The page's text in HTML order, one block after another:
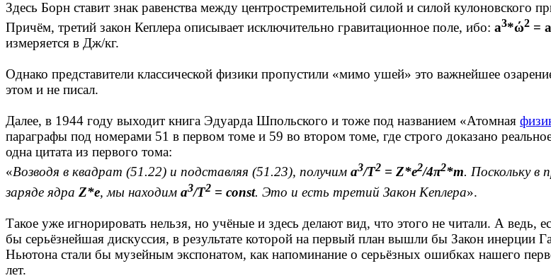
Здесь Борн ставит знак равенства между центростремительной силой и силой кулоновского
Причём, третий закон Кеплера описывает исключительно гравитационное поле, ибо: a3*ώ2 =
измеряется в Дж/кг.
Однако представители классической физики пропустили «мимо ушей» это важнейшее
этом и не писал.
Далее, в 1944 году выходит книга Эдуарда Шпольского и тоже под названием «Атомная
параграфы под номерами 51 в первом томе и 59 во втором томе, где строго доказано
одна цитата из первого тома:
«Возводя в квадрат (51.22) и подставляя (51.23), получим а3/Т2 = Z*e2/4π2*m. Поскольку в
заряде ядра Z*e, мы находим а3/Т2 = const. Это и есть третий Закон Кеплера».
Такое уже игнорировать нельзя, но учёные и здесь делают вид, что этого не читали. А ведь,
бы серьёзнейшая дискуссия, в результате которой на первый план вышли бы Закон инерции
Ньютона стали бы музейным экспонатом, как напоминание о серьёзных ошибках нашего
лет.